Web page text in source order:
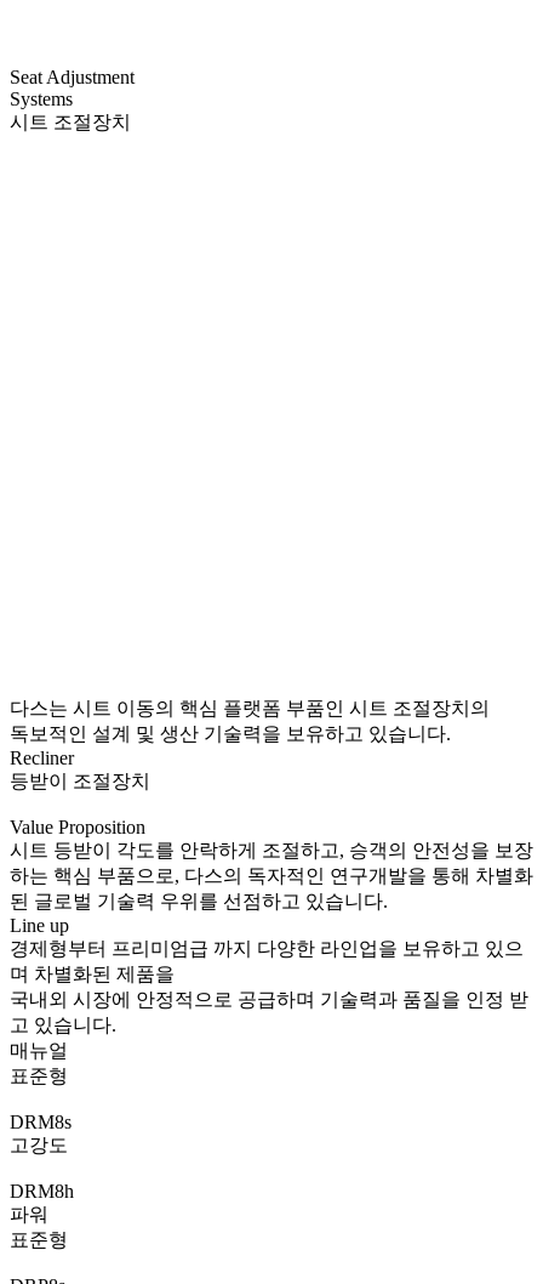
Seat Adjustment
Systems
시트 조절장치
다스는 시트 이동의 핵심 플랫폼 부품인 시트 조절장치의
독보적인 설계 및 생산 기술력을 보유하고 있습니다.
Recliner
등받이 조절장치
Value Proposition
시트 등받이 각도를 안락하게 조절하고, 승객의 안전성을 보장
하는 핵심 부품으로, 다스의 독자적인 연구개발을 통해 차별화
된 글로벌 기술력 우위를 선점하고 있습니다.
Line up
경제형부터 프리미엄급 까지 다양한 라인업을 보유하고 있으
며 차별화된 제품을
국내외 시장에 안정적으로 공급하며 기술력과 품질을 인정 받
고 있습니다.
매뉴얼
표준형
DRM8s
고강도
DRM8h
파워
표준형